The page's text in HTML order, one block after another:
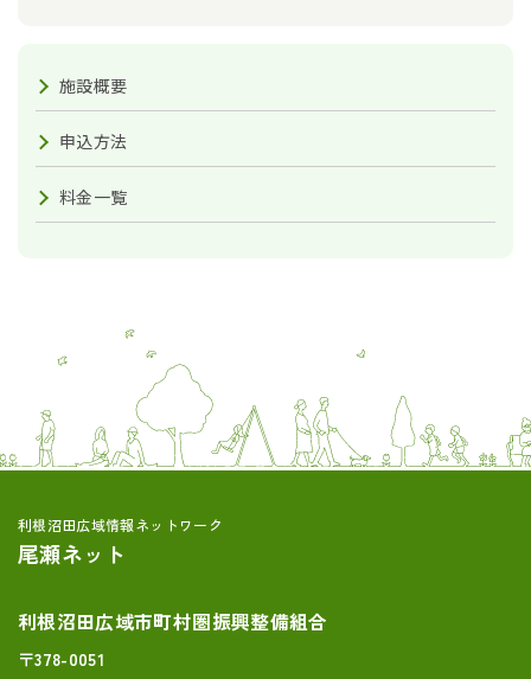
施設概要
申込方法
料金一覧
利根沼田広域情報ネットワーク
尾瀬ネット
利根沼田広域市町村圏振興整備組合
〒378-0051